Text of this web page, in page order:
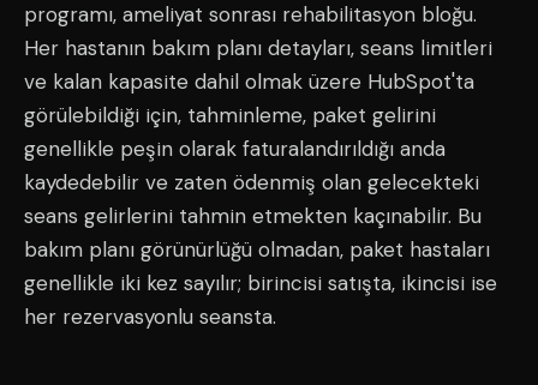
programı, ameliyat sonrası rehabilitasyon bloğu.
Her hastanın bakım planı detayları, seans limitleri
ve kalan kapasite dahil olmak üzere HubSpot'ta
görülebildiği için, tahminleme, paket gelirini
genellikle peşin olarak faturalandırıldığı anda
kaydedebilir ve zaten ödenmiş olan gelecekteki
seans gelirlerini tahmin etmekten kaçınabilir. Bu
bakım planı görünürlüğü olmadan, paket hastaları
genellikle iki kez sayılır; birincisi satışta, ikincisi ise
her rezervasyonlu seansta.